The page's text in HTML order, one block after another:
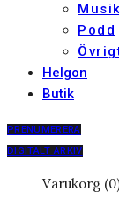
Musik
Podd
Helgon
Butik
PRENUMERERA
DIGITALT ARKIV
Varukorg